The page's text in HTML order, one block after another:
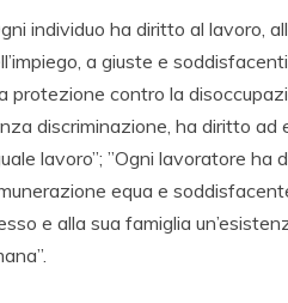
individuo ha diritto al lavoro,
a giuste e
protezione contro la
discriminazione, ha diritto ad
lavoro”; ”Ogni lavoratore ha
equa e
e alla sua famiglia